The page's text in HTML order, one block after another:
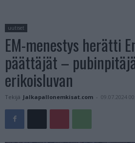
uutiset
EM-menestys herätti
päättäjät –
erikoisluvan
Tekijä Jalkapallonemkisat.com - 09.07.2024